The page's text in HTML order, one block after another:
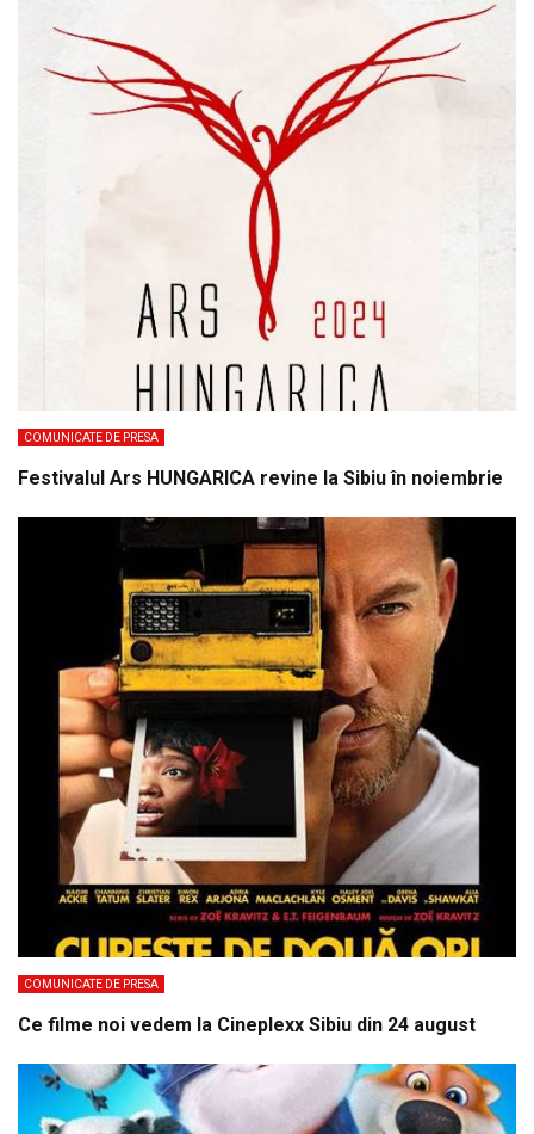
COMUNICATE DE PRESA
Festivalul Ars HUNGARICA revine la Sibiu în noiembrie
COMUNICATE DE PRESA
Ce filme noi vedem la Cineplexx Sibiu din 24 august